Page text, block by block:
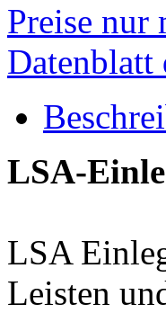
Preise nur
Datenblatt
LSA-
LSA
Leisten